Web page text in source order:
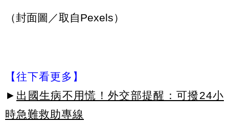
（封面圖／取自Pexels）
【往下看更多】
► 出國生病不用慌！外交部提醒：可撥24小
時急難救助專線